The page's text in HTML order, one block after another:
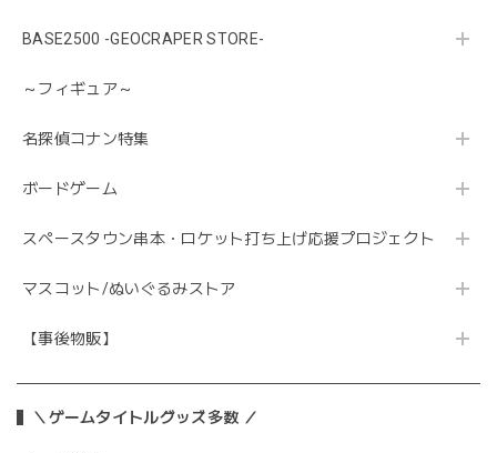
BASE2500 -GEOCRAPER STORE-
～フィギュア～
名探偵コナン特集
ボードゲーム
スペースタウン串本・ロケット打ち上げ応援プロジェクト
マスコット/ぬいぐるみストア
【事後物販】
＼ゲームタイトルグッズ多数 ／